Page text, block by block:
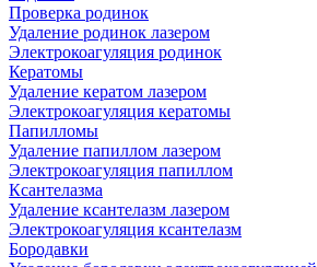
Проверка родинок
Удаление родинок лазером
Электрокоагуляция родинок
Кератомы
Удаление кератом лазером
Электрокоагуляция кератомы
Папилломы
Удаление папиллом лазером
Электрокоагуляция папиллом
Ксантелазма
Удаление ксантелазм лазером
Электрокоагуляция ксантелазм
Бородавки